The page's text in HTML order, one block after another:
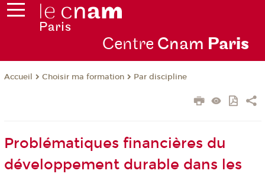
Centre Cnam Paris
Accueil Choisir ma formation Par discipline
Problématiques financières du
développement durable dans les